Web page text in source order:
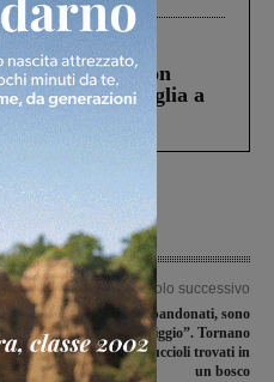
di Castiglion
ucciso la figlia a
Articolo successivo
“Non sono stati abbandonati, sono
spariti da ieri pomeriggio”. Tornano
dal proprietario i sei cuccioli trovati in
un bosco